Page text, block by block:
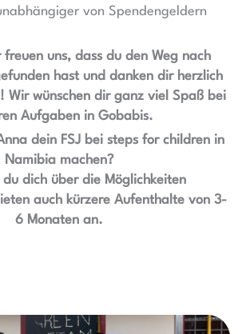
von Spendengeldern
freuen uns, dass du den Weg nach
hast und danken dir herzlich
Wir wünschen dir ganz viel Spaß bei
Aufgaben in Gobabis.
dein FSJ bei steps for children in
Namibia machen?
du dich über die Möglichkeiten
auch kürzere Aufenthalte von 3-
6 Monaten an.